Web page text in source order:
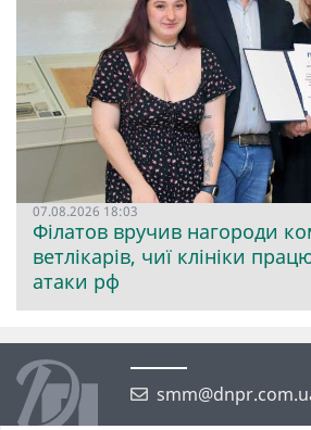
07.08.2026 18:03
Філатов вручив нагороди
ветлікарів, чиї клініки
атаки рф